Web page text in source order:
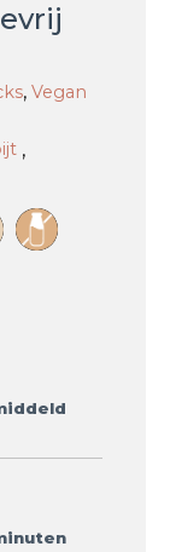
, Vegan
,